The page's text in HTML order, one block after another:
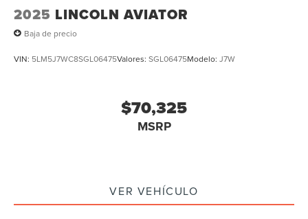
2025 LINCOLN AVIATOR
Baja de precio
VIN: 5LM5J7WC8SGL06475Valores: SGL06475Modelo: J7W
$70,325
MSRP
VER VEHÍCULO